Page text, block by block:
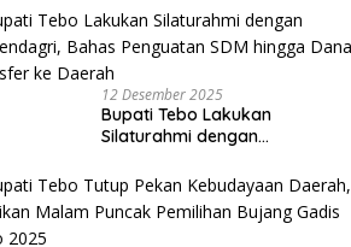
12 Desember 2025
Bupati Tebo Lakukan
Silaturahmi dengan
SDM hingga Dana Transfer ke
Daerah